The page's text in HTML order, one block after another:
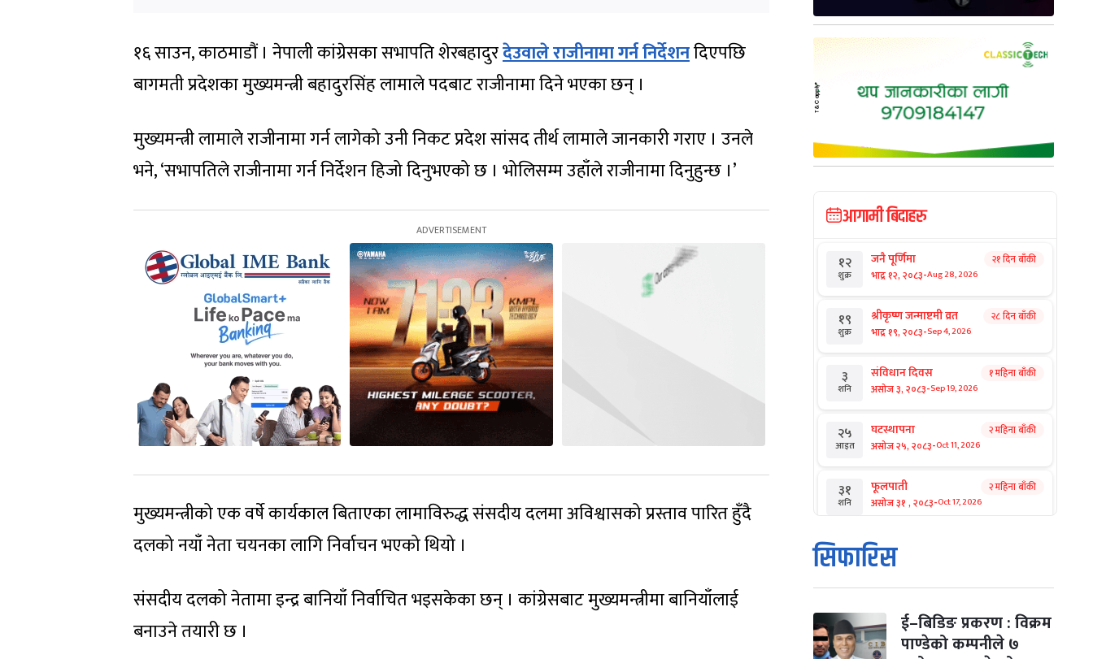
१६ साउन, काठमाडौं । नेपाली कांग्रेसका सभापति शेरबहादुरदेउवाले राजीनामा गर्न निर्देशनदिएपछि
बागमती प्रदेशका मुख्यमन्त्री बहादुरसिंह लामाले पदबाट राजीनामा दिने भएका छन् ।
मुख्यमन्त्री लामाले राजीनामा गर्न लागेको उनी निकट प्रदेश सांसद तीर्थ लामाले जानकारी गराए । उनले
भने, ‘सभापतिले राजीनामा गर्न निर्देशन हिजो दिनुभएको छ । भोलिसम्म उहाँले राजीनामा दिनुहुन्छ ।’
मुख्यमन्त्रीको एक वर्षे कार्यकाल बिताएका लामाविरुद्ध संसदीय दलमा अविश्वासको प्रस्ताव पारित हुँदै
दलको नयाँ नेता चयनका लागि निर्वाचन भएको थियो ।
संसदीय दलको नेतामा इन्द्र बानियाँ निर्वाचित भइसकेका छन् । कांग्रेसबाट मुख्यमन्त्रीमा बानियाँलाई
बनाउने तयारी छ ।
आगामी बिदाहरु
१२
शुक्र
जनै पूर्णिमा
भाद्र १२, २०८३-Aug 28, 2026
२१ दिन बाँकी
१९
शुक्र
श्रीकृष्ण जन्माष्टमी व्रत
भाद्र १९, २०८३-Sep 4, 2026
२८ दिन बाँकी
३
शनि
संविधान दिवस
असोज ३, २०८३-Sep 19, 2026
१ महिना बाँकी
२५
आइत
घटस्थापना
असोज २५, २०८३-Oct 11, 2026
२ महिना बाँकी
३१
शनि
फूलपाती
असोज ३१ , २०८३-Oct 17, 2026
२ महिना बाँकी
१
आइत
कार्तिक सङ्क्रान्ति
कार्तिक १, २०८३
मंगल कार्तिक ३, २०८३-Oct 20, 2026
सिफारिस
ई–बिडिङ प्रकरण : विक्रम
पाण्डेको कम्पनीले ७